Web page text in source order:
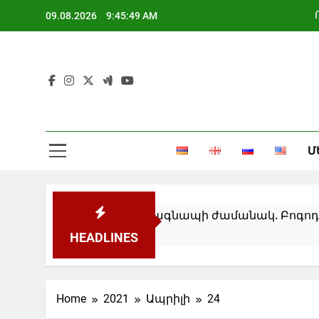
09.08.2026 9:45:49 AM
HEADLINES
կփակվեն օդային տագնապի ժամանակ.
Home 2021 Ապրիլի 24